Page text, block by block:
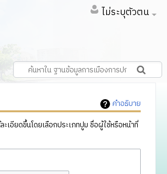
ไม่ระบุตัวตน
คำอธิบาย
อียดขึ้นโดยเลือกประเภทปูม ชื่อผู้ใช้หรือหน้าที่